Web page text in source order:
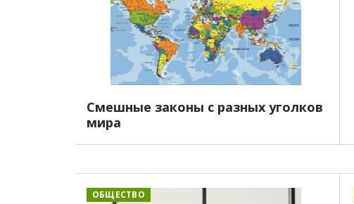
Смешные законы с разных уголков
мира
ОБЩЕСТВО